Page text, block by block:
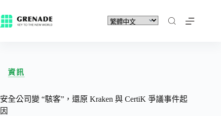
資訊
安全公司變 “駭客”，還原 Kraken 與 CertiK 爭議事件起
因